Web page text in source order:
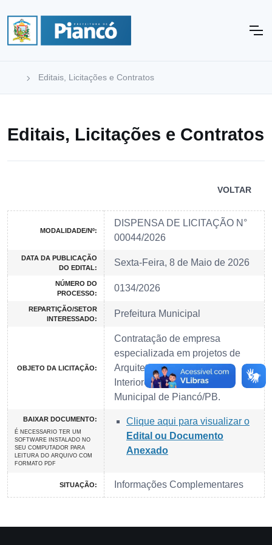
Editais, Licitações e Contratos
Editais, Licitações e Contratos
VOLTAR
MODALIDADE/Nº:
DISPENSA DE LICITAÇÃO N°
00044/2026
DATA DA PUBLICAÇÃO
DO EDITAL:
Sexta-Feira, 8 de Maio de 2026
NÚMERO DO
PROCESSO:
0134/2026
REPARTIÇÃO/SETOR
INTERESSADO:
Prefeitura Municipal
OBJETO DA LICITAÇÃO:
Contratação de empresa
especializada em projetos de
Arquitetura, Urbanismo e
Interiores para Prefeitura
Municipal de Piancó/PB.
BAIXAR DOCUMENTO:
É NECESSARIO TER UM
SOFTWARE INSTALADO NO
SEU COMPUTADOR PARA
LEITURA DO ARQUIVO COM
FORMATO PDF
Clique aqui para visualizar o
Edital ou Documento
Anexado
SITUAÇÃO: Informações Complementares